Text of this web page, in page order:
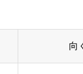
向